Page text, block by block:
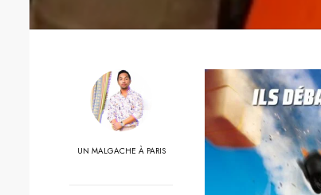
UN MALGACHE À PARIS